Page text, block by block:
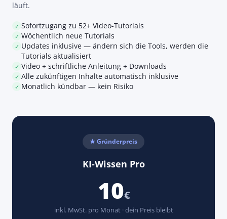
läuft.
✓ Sofortzugang zu 52+ Video-Tutorials
✓ Wöchentlich neue Tutorials
✓ Updates inklusive — ändern sich die Tools, werden die
Tutorials aktualisiert
✓ Video + schriftliche Anleitung + Downloads
✓ Alle zukünftigen Inhalte automatisch inklusive
✓ Monatlich kündbar — kein Risiko
★ Gründerpreis
KI-Wissen Pro
10€
inkl. MwSt. pro Monat · dein Preis bleibt